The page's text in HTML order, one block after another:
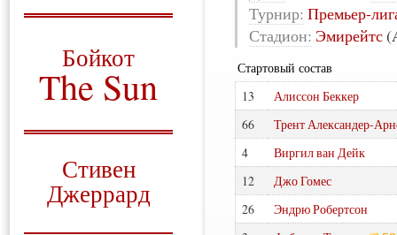
Бойкот
The Sun
Стивен
Джеррард
Турнир: Премьер-
Стадион: Эмирейтс
Стартовый состав
13
Алиссон Беккер
66
Трент Александер-
4
Виргил ван Дейк
12
Джо Гомес
26
Эндрю Робертсон